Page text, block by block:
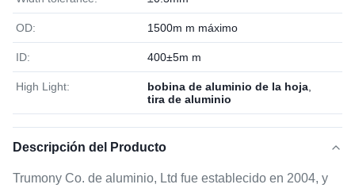
OD: 1500m m máximo
ID: 400±5m m
High Light: bobina de aluminio de la hoja
tira de aluminio
Descripción del Producto
Trumony Co. de aluminio, Ltd fue establecido en 2004, y